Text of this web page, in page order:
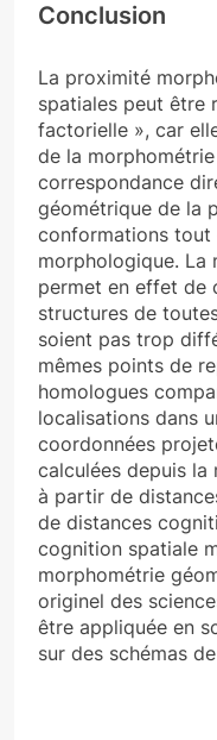
Conclusion
La proximité
spatiales peut être
factorielle », car
de la
correspondance
géométrique de la
conformations tout
morphologique. La
permet en effet de
structures de
soient pas trop
mêmes points de
homologues
localisations dans
coordonnées
calculées depuis la
à partir de
de distances
cognition spatiale
morphométrie
originel des
être appliquée en
sur des schémas